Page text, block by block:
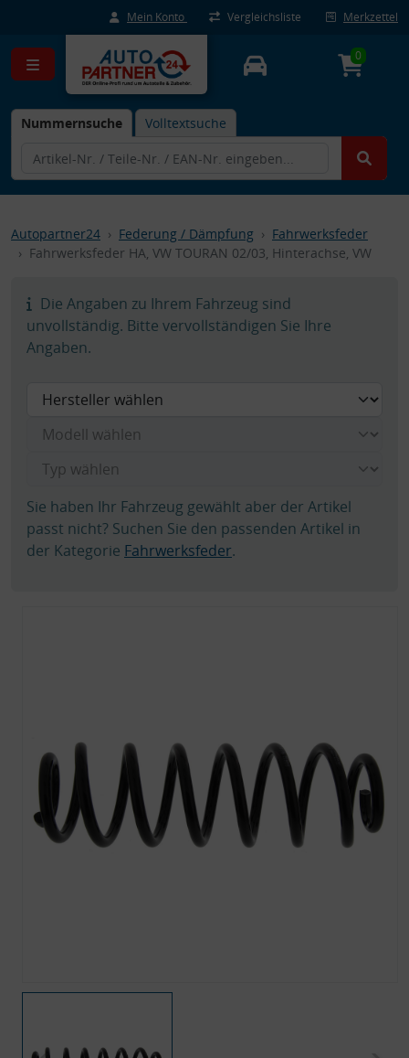
Mein Konto Vergleichsliste Merkzettel
Nummernsuche Volltextsuche
0
Autopartner24 Federung / Dämpfung
Fahrwerksfeder
Fahrwerksfeder HA, VW TOURAN 02/03, Hinterachse, VW
Die Angaben zu Ihrem Fahrzeug sind
unvollständig. Bitte vervollständigen Sie Ihre
Angaben.
Sie haben Ihr Fahrzeug gewählt aber der Artikel
passt nicht? Suchen Sie den passenden Artikel in
der Kategorie Fahrwerksfeder.